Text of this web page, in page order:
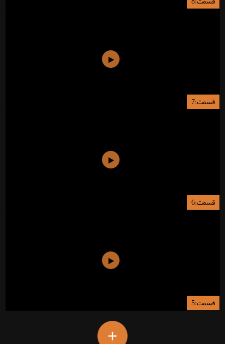
قسمت:7
قسمت:6
قسمت:5
+